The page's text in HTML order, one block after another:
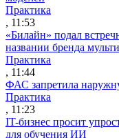
Практика
, 11:53
«Билайн» подал
названии бренда
Практика
, 11:44
ФАС запретила
Практика
, 11:23
IT-бизнес просит
для обучения ИИ